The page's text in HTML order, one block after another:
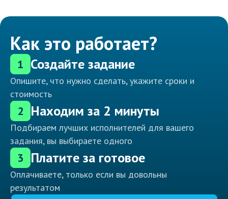
Как это работает?
1 Создайте задание
Опишите, что нужно сделать, укажите сроки и
стоимость
2 Находим за 2 минуты
Подбираем лучших исполнителей для вашего
задания, вы выбираете одного
3 Платите за готовое
Оплачиваете, только если вы довольны
результатом